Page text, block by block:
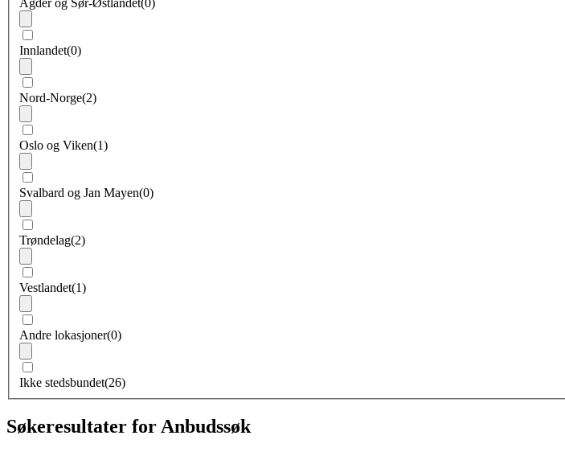
Agder og Sør-Østlandet(0)
Innlandet(0)
Nord-Norge(2)
Oslo og Viken(1)
Svalbard og Jan Mayen(0)
Trøndelag(2)
Vestlandet(1)
Andre lokasjoner(0)
Ikke stedsbundet(26)
Søkeresultater for Anbudssøk